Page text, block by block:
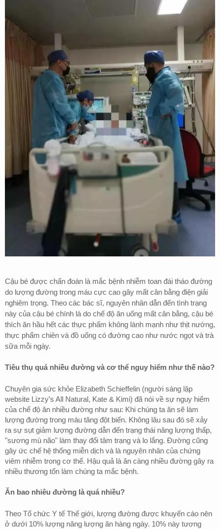
Cậu bé được chẩn đoán là mắc bệnh nhiễm toan đái tháo đường
do lượng đường trong máu cực cao gây mất cân bằng điện giải
nghiêm trọng. Theo các bác sĩ, nguyên nhân dẫn đến tình trạng
này của cậu bé chính là do chế độ ăn uống mất cân bằng, cậu bé
thích ăn hầu hết các thực phẩm không lành mạnh như thịt nướng,
thực phẩm chiên và đồ uống có đường cao như nước ngọt và trà
sữa mỗi ngày.
Tiêu thụ quá nhiều đường và cơ thể nguy hiểm như thế nào?
Chuyên gia sức khỏe Elizabeth Schieffelin (người sáng lập
website Lizzy's All Natural, Kate & Kimi) đã nói về sự nguy hiểm
của chế độ ăn nhiều đường như sau: Khi chúng ta ăn sẽ làm
lượng đường trong máu tăng đột biến. Không lâu sau đó sẽ xảy
ra sự sụt giảm lượng đường dẫn đến trạng thái năng lượng thấp,
"sương mù não" làm thay đổi tâm trạng và lo lắng. Đường cũng
gây ức chế hệ thống miễn dịch và là nguyên nhân của chứng
viêm nhiễm trong cơ thể. Hậu quả là ăn càng nhiều đường gây ra
nhiều thương tổn làm chúng ta mắc bệnh.
Ăn bao nhiêu đường là quá nhiều?
Theo Tổ chức Y tế Thế giới, lượng đường được khuyến cáo nên
ở dưới 10% lượng năng lượng ăn hàng ngày. 10% này tương